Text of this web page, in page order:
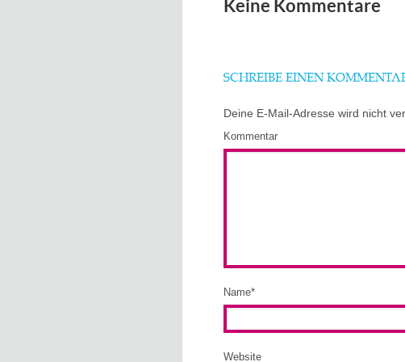
Keine Kommentare
SCHREIBE EINEN
Deine E-Mail-Adresse wird nicht
Kommentar
Name*
Website